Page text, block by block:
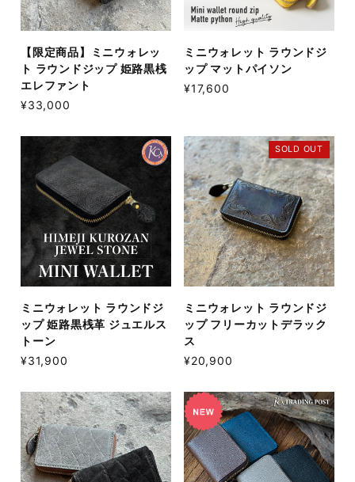
【限定商品】ミニウォレッ
ト ラウンドジップ 姫路黒桟
エレファント
¥33,000
ミニウォレット ラウンドジ
ップ マットパイソン
¥17,600
ミニウォレット ラウンドジ
ップ 姫路黒桟革 ジュエルス
トーン
¥31,900
SOLD OUT
ミニウォレット ラウンドジ
ップ フリーカットデラック
ス
¥20,900